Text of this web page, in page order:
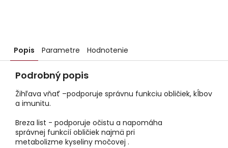
Popis Parametre Hodnotenie
Podrobný popis
Žihľava vňať –podporuje správnu funkciu obličiek, kĺbov
a imunitu.
Breza list - podporuje očistu a napomáha
správnej funkcií obličiek najmä pri
metabolizme kyseliny močovej .